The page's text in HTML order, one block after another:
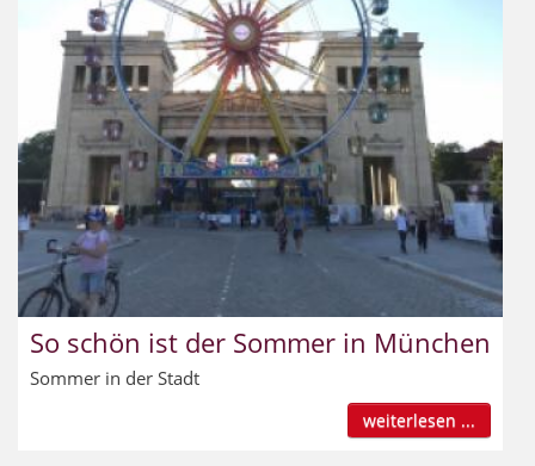
So schön ist der Sommer in München
Sommer in der Stadt
weiterlesen ...